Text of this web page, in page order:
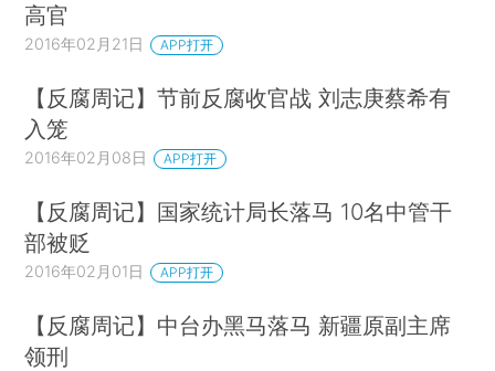
高官
2016年02月21日 APP打开
【反腐周记】节前反腐收官战 刘志庚蔡希有
入笼
2016年02月08日 APP打开
【反腐周记】国家统计局长落马 10名中管干
部被贬
2016年02月01日 APP打开
【反腐周记】中台办黑马落马 新疆原副主席
领刑